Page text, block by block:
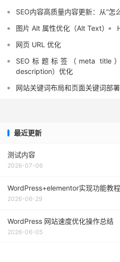
SEO内容高质量内容更新：从“怎
图片 Alt 属性优化（Alt Text）
网页 URL 优化
SEO标题标签（meta title
description）优化
网站关键词布局和页面关键词部署
最近更新
测试内容
2026-07-06
WordPress+elementor实现功能教
2026-06-29
WordPress 网站速度优化操作总结
2026-06-05